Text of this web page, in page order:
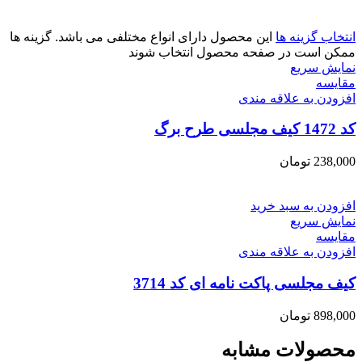
انتخاب گزینه ها این محصول دارای انواع مختلفی می باشد. گزینه ها
ممکن است در صفحه محصول انتخاب شوند
نمایش سریع
مقايسه
افزودن به علاقه مندی
کد 1472 کیف مجلسی طرح برگ
238,000 تومان
افزودن به سبد خرید
نمایش سریع
مقايسه
افزودن به علاقه مندی
کیف مجلسی پاکت نامه ای کد 3714
898,000 تومان
محصولات مشابه